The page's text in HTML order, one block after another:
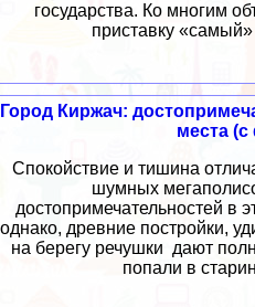
государства. Ко многим
приставку
Город Киржач:
места
Спокойствие и тишина
шумных
достопримечательностей в
однако, древние постройки,
на берегу речушки дают
попали в